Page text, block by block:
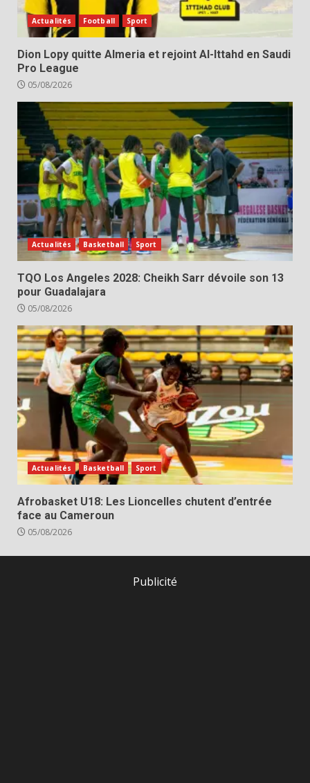
Actualités Football Sport
Dion Lopy quitte Almeria et rejoint Al-Ittahd en Saudi
Pro League
05/08/2026
Actualités Basketball Sport
TQO Los Angeles 2028: Cheikh Sarr dévoile son 13
pour Guadalajara
05/08/2026
Actualités Basketball Sport
Afrobasket U18: Les Lioncelles chutent d’entrée
face au Cameroun
05/08/2026
Publicité